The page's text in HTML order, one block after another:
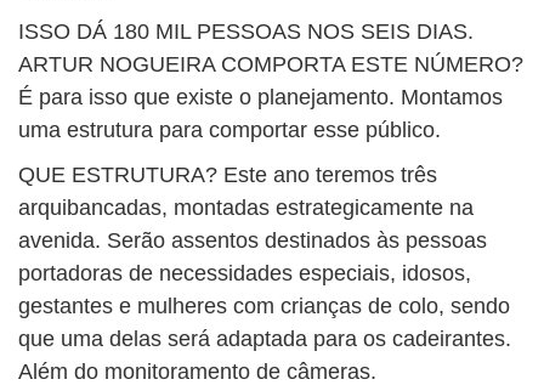
ISSO DÁ 180 MIL PESSOAS NOS SEIS DIAS.
ARTUR NOGUEIRA COMPORTA ESTE NÚMERO?
É para isso que existe o planejamento. Montamos
uma estrutura para comportar esse público.
QUE ESTRUTURA? Este ano teremos três
arquibancadas, montadas estrategicamente na
avenida. Serão assentos destinados às pessoas
portadoras de necessidades especiais, idosos,
gestantes e mulheres com crianças de colo, sendo
que uma delas será adaptada para os cadeirantes.
Além do monitoramento de câmeras.